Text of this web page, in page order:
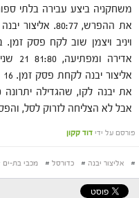
משחקניה ביצע עבירה בלתי
ויניב ויצמן שוב לקח פסק
אבל לא הצליחה לזרוק לסל,
פורסם על ידי דוד קקון
# אליצור יבנה # כדורסל # מכבי בת-ים